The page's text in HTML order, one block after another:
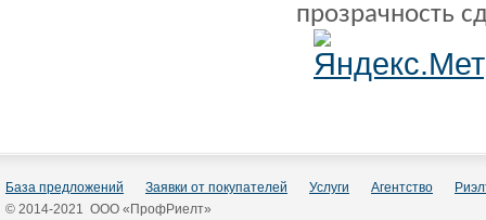
прозрачность
База предложений Заявки от покупателей Услуги Агентство
© 2014-2021 ООО «ПрофРиелт»